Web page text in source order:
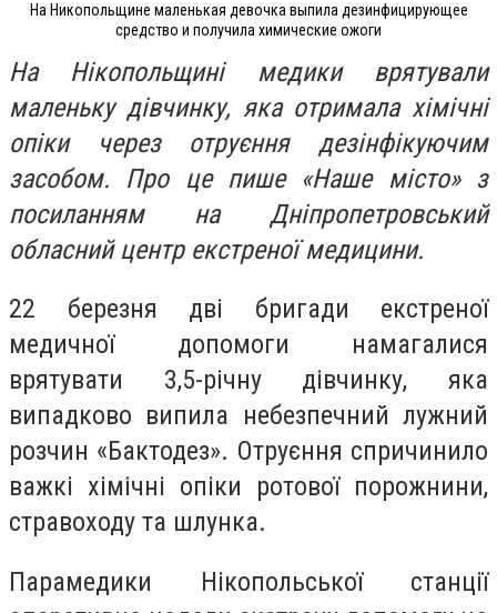
На Никопольщине маленькая девочка выпила дезинфицирующее
средство и получила химические ожоги
На Нікопольщині медики врятували
маленьку дівчинку, яка отримала хімічні
опіки через отруєння дезінфікуючим
засобом. Про це пише «Наше місто» з
посиланням на Дніпропетровський
обласний центр екстреної медицини.
22 березня дві бригади екстреної
медичної допомоги намагалися
врятувати 3,5-річну дівчинку, яка
випадково випила небезпечний лужний
розчин «Бактодез». Отруєння спричинило
важкі хімічні опіки ротової порожнини,
стравоходу та шлунка.
Парамедики Нікопольської станції